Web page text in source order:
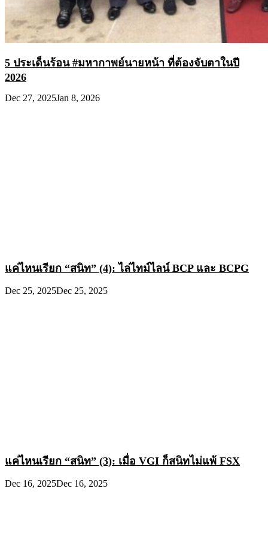
5 ประเด็นร้อน #มหากาพย์นายหน้า ที่ต้องจับตาในปี
2026
Dec 27, 2025Jan 8, 2026
แค่ไหนเรียก “สนิท” (4): ไล่ไทม์ไลน์ BCP และ BCPG
Dec 25, 2025Dec 25, 2025
แค่ไหนเรียก “สนิท” (3): เมื่อ VGI ก็สนิทไม่แพ้ FSX
Dec 16, 2025Dec 16, 2025